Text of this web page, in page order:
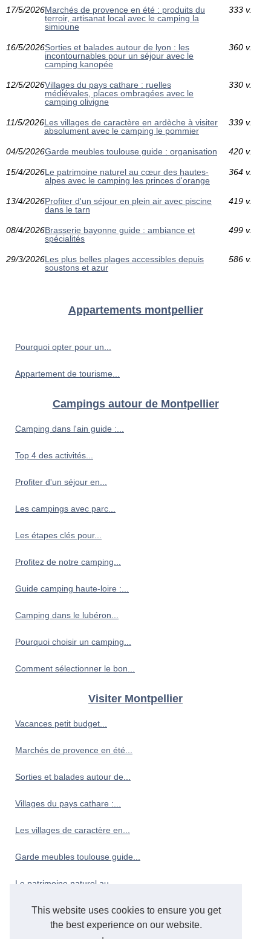
This website uses cookies to ensure you get
the best experience on our website.
17/5/2026Marchés de provence en été : produits du
terroir, artisanat local avec le camping la
simioune
333 v.
16/5/2026Sorties et balades autour de lyon : les
incontournables pour un séjour avec le
camping kanopée
360 v.
12/5/2026Villages du pays cathare : ruelles
médiévales, places ombragées avec le
camping olivigne
330 v.
11/5/2026Les villages de caractère en ardèche à visiter
absolument avec le camping le pommier
339 v.
04/5/2026Garde meubles toulouse guide : organisation 420 v.
15/4/2026Le patrimoine naturel au cœur des hautes-
alpes avec le camping les princes d'orange
364 v.
13/4/2026Profiter d'un séjour en plein air avec piscine
dans le tarn
419 v.
08/4/2026Brasserie bayonne guide : ambiance et
spécialités
499 v.
29/3/2026Les plus belles plages accessibles depuis
soustons et azur
586 v.
Appartements montpellier
Pourquoi opter pour un...
Appartement de tourisme...
Campings autour de Montpellier
Camping dans l'ain guide :...
Top 4 des activités...
Profiter d'un séjour en...
Les campings avec parc...
Les étapes clés pour...
Profitez de notre camping...
Guide camping haute-loire :...
Camping dans le lubéron...
Pourquoi choisir un camping...
Comment sélectionner le bon...
Visiter Montpellier
Vacances petit budget...
Marchés de provence en été...
Sorties et balades autour de...
Villages du pays cathare :...
Les villages de caractère en...
Garde meubles toulouse guide...
Le patrimoine naturel au...
Profiter d'un séjour en...
Brasserie bayonne guide :...